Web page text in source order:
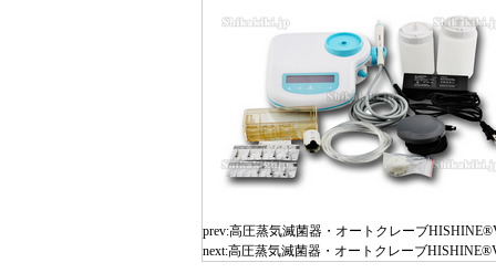
prev:高圧蒸気滅菌器・オートクレーブ
next:高圧蒸気滅菌器・オートクレーブ